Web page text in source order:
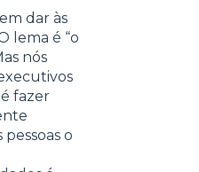
dar às
lema é “o
nós
é fazer
o